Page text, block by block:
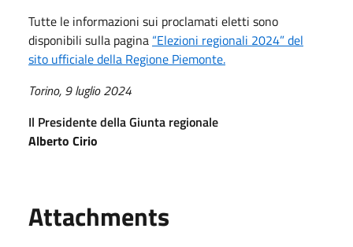
Tutte le informazioni sui proclamati eletti sono
disponibili sulla pagina “Elezioni regionali 2024” del
sito ufficiale della Regione Piemonte.
Torino, 9 luglio 2024
Il Presidente della Giunta regionale
Alberto Cirio
Attachments